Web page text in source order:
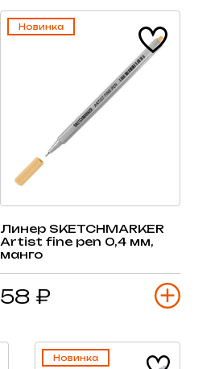
Новинка
Линер SKETCHMARKER
Artist fine pen 0,4 мм,
манго
58 ₽
Новинка